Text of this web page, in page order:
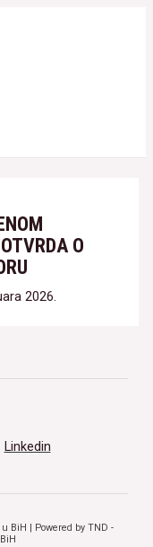
O
2026.
Linkedin
BiH | Powered by TND -